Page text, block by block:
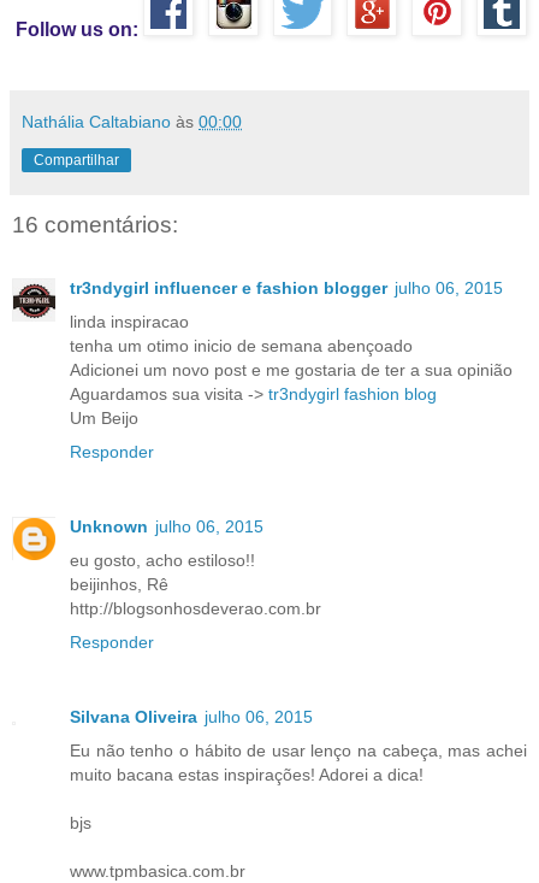
Follow us on:
Nathália Caltabiano às 00:00
Compartilhar
16 comentários:
tr3ndygirl influencer e fashion blogger julho 06, 2015
linda inspiracao
tenha um otimo inicio de semana abençoado
Adicionei um novo post e me gostaria de ter a sua opinião
Aguardamos sua visita -> tr3ndygirl fashion blog
Um Beijo
Responder
Unknown julho 06, 2015
eu gosto, acho estiloso!!
beijinhos, Rê
http://blogsonhosdeverao.com.br
Responder
Silvana Oliveira julho 06, 2015
Eu não tenho o hábito de usar lenço na cabeça, mas achei
muito bacana estas inspirações! Adorei a dica!
bjs
www.tpmbasica.com.br